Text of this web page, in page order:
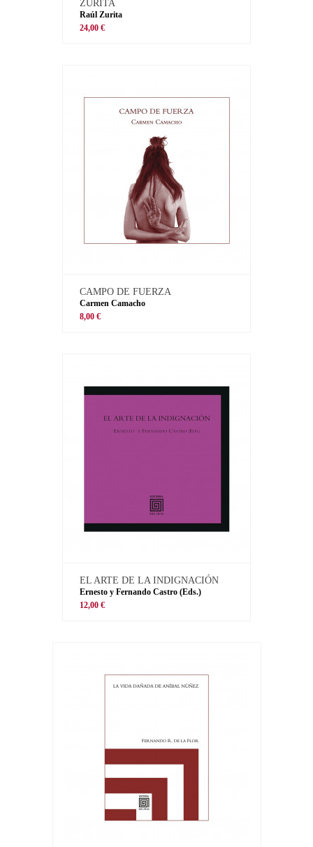
ZURITA
Raúl Zurita
24,00 €
CAMPO DE FUERZA
Carmen Camacho
8,00 €
EL ARTE DE LA INDIGNACIÓN
Ernesto y Fernando Castro (Eds.)
12,00 €